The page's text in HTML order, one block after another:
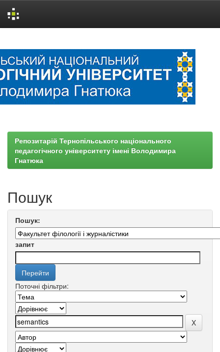
Репозитарій Тернопільського національного
педагогічного університету імені Володимира
Гнатюка
Пошук
Пошук:
запит
Поточні фільтри: